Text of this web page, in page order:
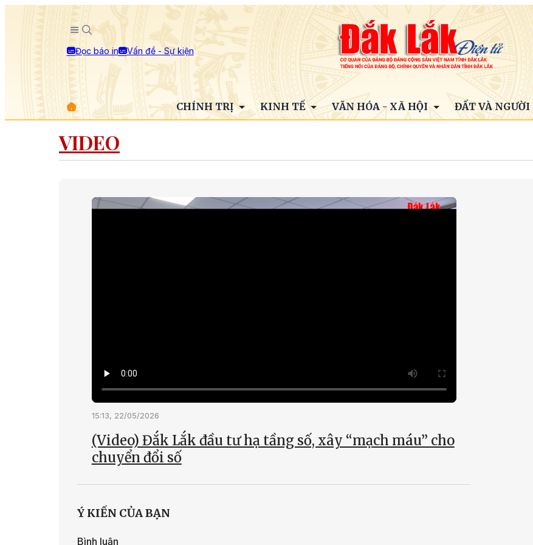
Đọc báo in Vấn đề - Sự kiện
CHÍNH TRỊ KINH TẾ VĂN HÓA - XÃ HỘI ĐẤT VÀ NGƯỜI
VIDEO
15:13, 22/05/2026
(Video) Đắk Lắk đầu tư hạ tầng số, xây “mạch máu” cho
chuyển đổi số
Ý KIẾN CỦA BẠN
Bình luận